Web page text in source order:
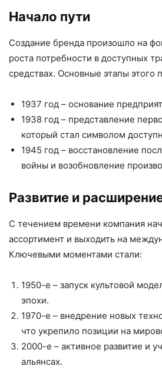
Начало пути
Создание бренда произошло на
роста потребности в доступных
средствах. Основные этапы этого
1937 год – основание
1938 год – представление
который стал символом
1945 год – восстановление
войны и возобновление
Развитие и
С течением времени компания
ассортимент и выходить на
Ключевыми моментами стали:
1950-е – запуск культовой
эпохи.
1970-е – внедрение новых
что укрепило позиции на
2000-е – активное развитие и
альянсах.